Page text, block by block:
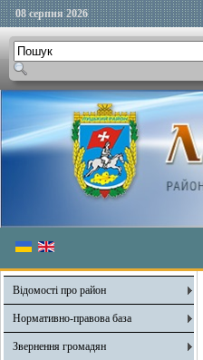
08 серпня 2026
Відомості про район
Нормативно-правова база
Звернення громадян